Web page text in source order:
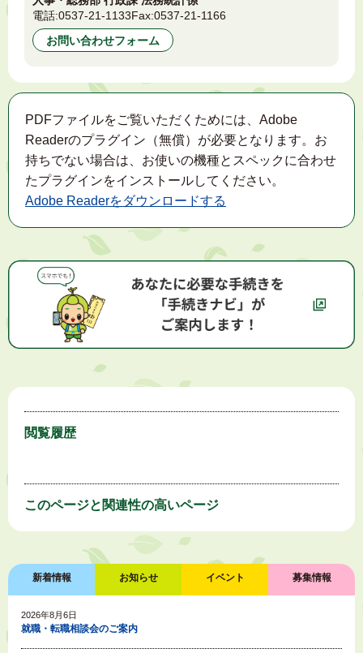
電話:0537-21-1133Fax:0537-21-1166
お問い合わせフォーム
PDFファイルをご覧いただくためには、Adobe
Readerのプラグイン（無償）が必要となります。お
持ちでない場合は、お使いの機種とスペックに合わせ
たプラグインをインストールしてください。
Adobe Readerをダウンロードする
閲覧履歴
このページと 関連性の高いページ
新着情報 お知らせ イベント 募集情報
2026年8月6日
就職・転職相談会のご案内